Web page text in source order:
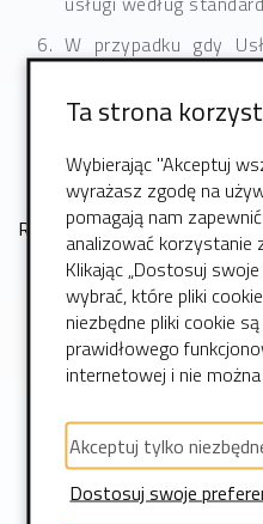
W przypadku gdy
serwera WWW i
testowy” to do końca
ma możliwość
po zakończeniu
odnowić Usługi w
Rozdział III - czas trwania
Promocja trwa przez
dotyczącej promocji.
Datą decydującą o
opłacenia
Organizator może
wskazanego w pkt 1
przyczyny.
Ta strona
Wybierając "Akceptuj
wyrażasz zgodę na
pomagają nam
analizować
Klikając „Dostosuj
wybrać, które pliki
niezbędne pliki cookie
prawidłowego
internetowej i nie
Akceptuj tylko
Dostosuj swoje